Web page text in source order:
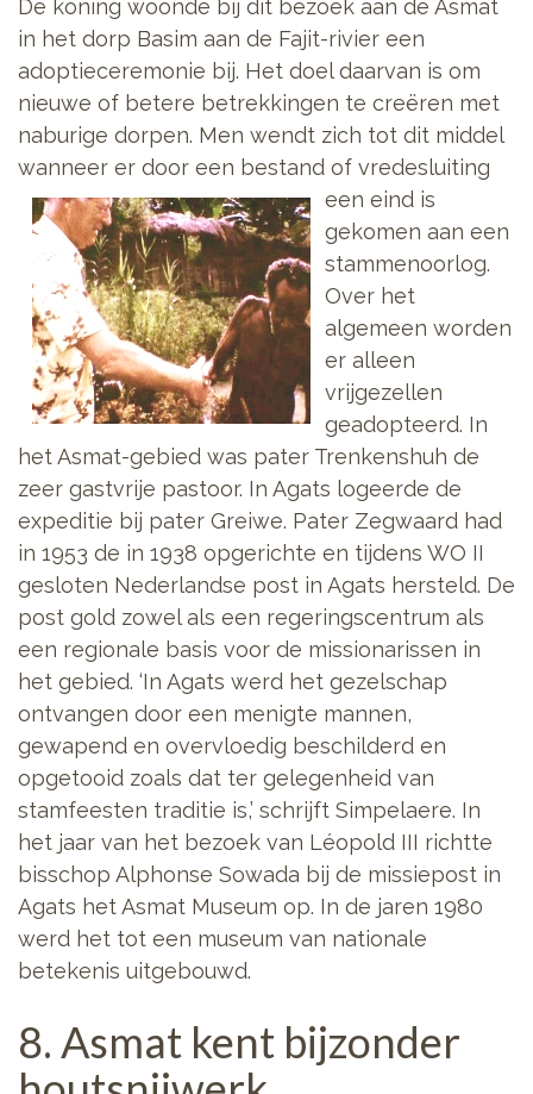
De koning woonde bij dit bezoek aan de Asmat
in het dorp Basim aan de Fajit-rivier een
adoptieceremonie bij. Het doel daarvan is om
nieuwe of betere betrekkingen te creëren met
naburige dorpen. Men wendt zich tot dit middel
wanneer er door een bestand of vredesluiting
een eind is
gekomen aan een
stammenoorlog.
Over het
algemeen worden
er alleen
vrijgezellen
geadopteerd. In
het Asmat-gebied was pater Trenkenshuh de
zeer gastvrije pastoor. In Agats logeerde de
expeditie bij pater Greiwe. Pater Zegwaard had
in 1953 de in 1938 opgerichte en tijdens WO II
gesloten Nederlandse post in Agats hersteld. De
post gold zowel als een regeringscentrum als
een regionale basis voor de missionarissen in
het gebied. ‘In Agats werd het gezelschap
ontvangen door een menigte mannen,
gewapend en overvloedig beschilderd en
opgetooid zoals dat ter gelegenheid van
stamfeesten traditie is,’ schrijft Simpelaere. In
het jaar van het bezoek van Léopold III richtte
bisschop Alphonse Sowada bij de missiepost in
Agats het Asmat Museum op. In de jaren 1980
werd het tot een museum van nationale
betekenis uitgebouwd.
8. Asmat kent bijzonder